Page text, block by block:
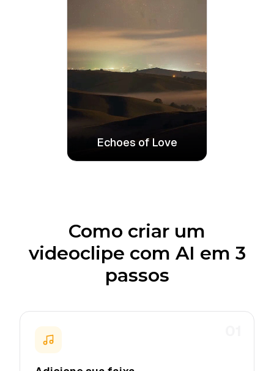
Echoes of Love
Como criar um
videoclipe com AI em 3
passos